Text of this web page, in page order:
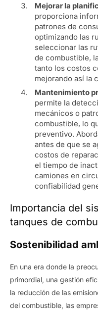
Mejorar la
proporciona
patrones de
optimizando las
seleccionar las
de combustible,
tanto los costos
mejorando así la
Mantenimiento
permite la
mecánicos o
combustible, lo
preventivo.
antes de que se
costos de
el tiempo de
camiones en
confiabilidad
Importancia del
tanques de
Sostenibilidad
En una era donde la
primordial, una gestión
la reducción de las
del combustible, las